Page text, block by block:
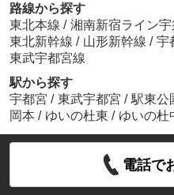
路線から探す
東北本線 / 湘南新宿ライン宇
東北新幹線 / 山形新幹線 / 宇
東武宇都宮線
駅から探す
宇都宮 / 東武宇都宮 / 駅東公
岡本 / ゆいの杜東 / ゆいの杜
電話で